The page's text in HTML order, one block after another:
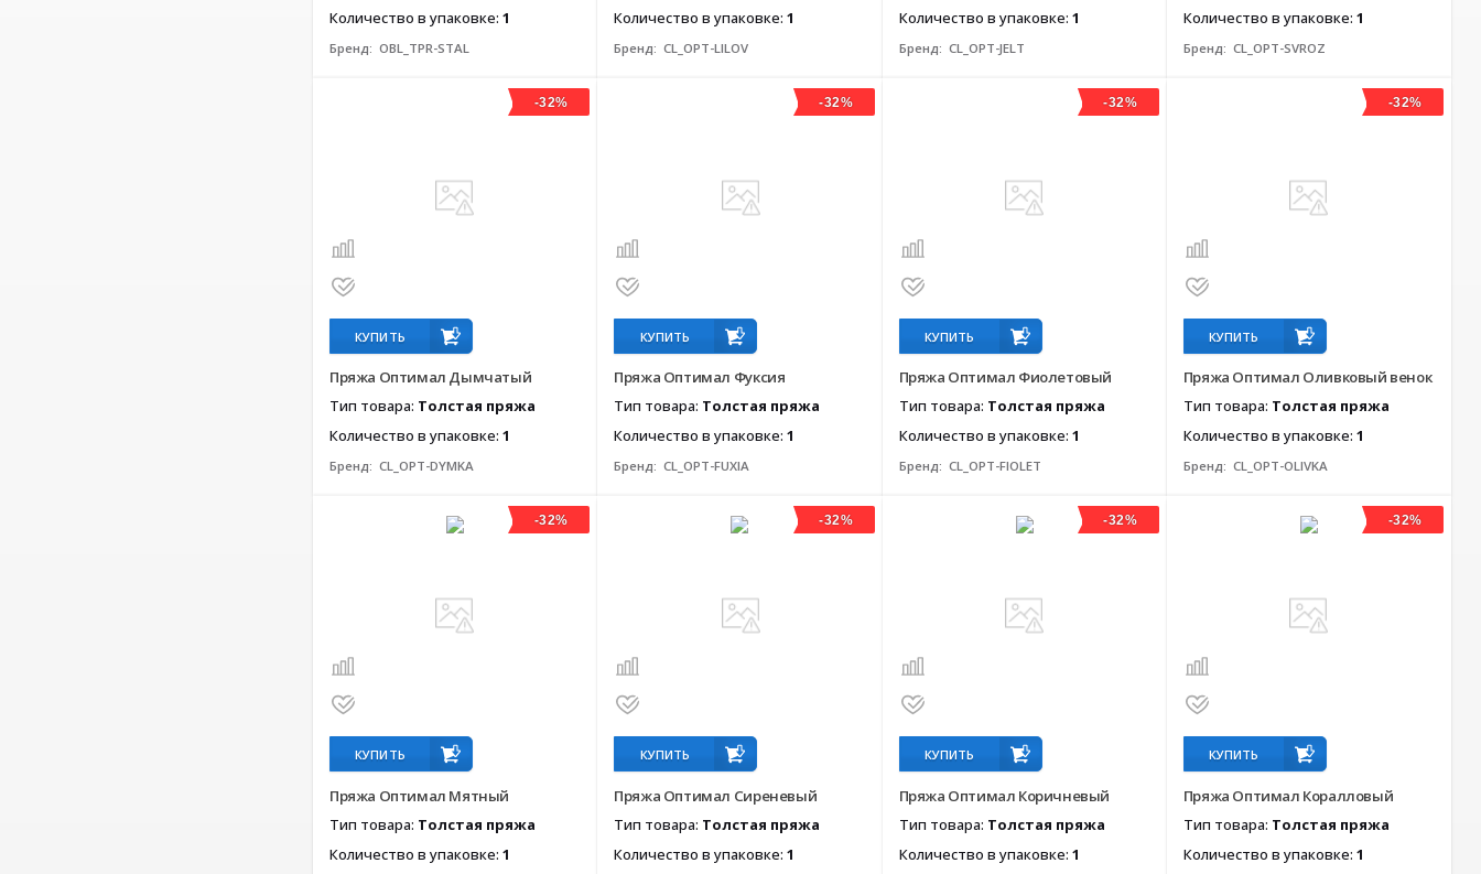
Количество в упаковке: 1
Бренд: OBL_TPR-STAL
Количество в упаковке:1
Бренд: CL_OPT-LILOV
Количество в упаковке: 1
Бренд: CL_OPT-JELT
Количество в упаковке: 1
Бренд: CL_OPT-SVROZ
-32%
КУПИТЬ
Пряжа Оптимал Дымчатый
Тип товара: Толстая пряжа
Количество в упаковке: 1
Бренд: CL_OPT-DYMKA
-32%
КУПИТЬ
Пряжа Оптимал Фуксия
Тип товара: Толстая пряжа
Количество в упаковке:1
Бренд: CL_OPT-FUXIA
-32%
КУПИТЬ
Пряжа Оптимал Фиолетовый
Тип товара: Толстая пряжа
Количество в упаковке: 1
Бренд: CL_OPT-FIOLET
-32%
КУПИТЬ
Пряжа Оптимал Оливковый венок
Тип товара: Толстая пряжа
Количество в упаковке: 1
Бренд: CL_OPT-OLIVKA
-32%
КУПИТЬ
Пряжа Оптимал Мятный
Тип товара: Толстая пряжа
Количество в упаковке: 1
-32%
КУПИТЬ
Пряжа Оптимал Сиреневый
Тип товара: Толстая пряжа
Количество в упаковке:1
-32%
КУПИТЬ
Пряжа Оптимал Коричневый
Тип товара: Толстая пряжа
Количество в упаковке: 1
-32%
КУПИТЬ
Пряжа Оптимал Коралловый
Тип товара: Толстая пряжа
Количество в упаковке: 1